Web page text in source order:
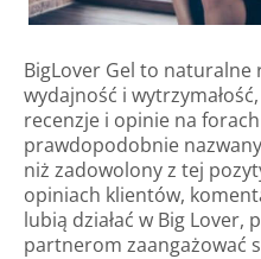
BigLover Gel to naturalne
wydajność i
recenzje i opinie na
prawdopodobnie
niż zadowolony z tej
opiniach klientów,
lubią działać w Big Lover,
partnerom zaangażować